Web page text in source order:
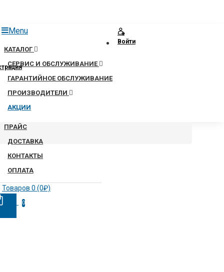
Menu
КАТАЛОГ
СЕРВИС И ОБСЛУЖИВАНИЕ
ГАРАНТИЙНОЕ ОБСЛУЖИВАНИЕ
ПРОИЗВОДИТЕЛИ
АКЦИИ
ПРАЙС
ДОСТАВКА
КОНТАКТЫ
ОПЛАТА
Товаров 0 (0₽)
0
Войти